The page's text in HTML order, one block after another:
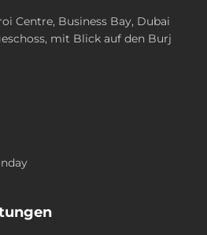
Centre, Business Bay, Dubai
mit Blick auf den Burj